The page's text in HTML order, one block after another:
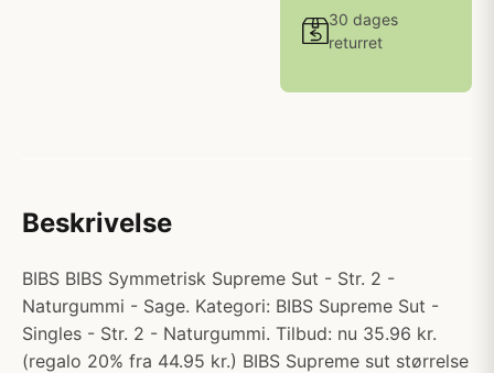
30 dages
returret
Beskrivelse
BIBS BIBS Symmetrisk Supreme Sut - Str. 2 -
Naturgummi - Sage. Kategori: BIBS Supreme Sut -
Singles - Str. 2 - Naturgummi. Tilbud: nu 35.96 kr.
(regalo 20% fra 44.95 kr.) BIBS Supreme sut størrelse